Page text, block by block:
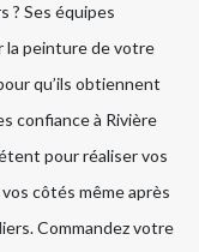
? Ses équipes
la peinture de votre
qu’ils obtiennent
confiance à Rivière
pour réaliser vos
côtés même après
Commandez votre